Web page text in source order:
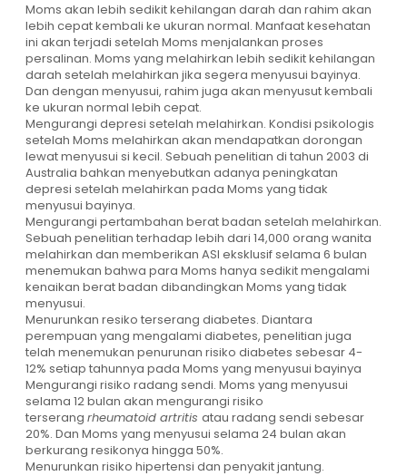
Moms akan lebih sedikit kehilangan darah dan rahim akan
lebih cepat kembali ke ukuran normal. Manfaat kesehatan
ini akan terjadi setelah Moms menjalankan proses
persalinan. Moms yang melahirkan lebih sedikit kehilangan
darah setelah melahirkan jika segera menyusui bayinya.
Dan dengan menyusui, rahim juga akan menyusut kembali
ke ukuran normal lebih cepat.
Mengurangi depresi setelah melahirkan. Kondisi psikologis
setelah Moms melahirkan akan mendapatkan dorongan
lewat menyusui si kecil. Sebuah penelitian di tahun 2003 di
Australia bahkan menyebutkan adanya peningkatan
depresi setelah melahirkan pada Moms yang tidak
menyusui bayinya.
Mengurangi pertambahan berat badan setelah melahirkan.
Sebuah penelitian terhadap lebih dari 14,000 orang wanita
melahirkan dan memberikan ASI eksklusif selama 6 bulan
menemukan bahwa para Moms hanya sedikit mengalami
kenaikan berat badan dibandingkan Moms yang tidak
menyusui.
Menurunkan resiko terserang diabetes. Diantara
perempuan yang mengalami diabetes, penelitian juga
telah menemukan penurunan risiko diabetes sebesar 4-
12% setiap tahunnya pada Moms yang menyusui bayinya
Mengurangi risiko radang sendi. Moms yang menyusui
selama 12 bulan akan mengurangi risiko
terserang rheumatoid artritis atau radang sendi sebesar
20%. Dan Moms yang menyusui selama 24 bulan akan
berkurang resikonya hingga 50%.
Menurunkan risiko hipertensi dan penyakit jantung.